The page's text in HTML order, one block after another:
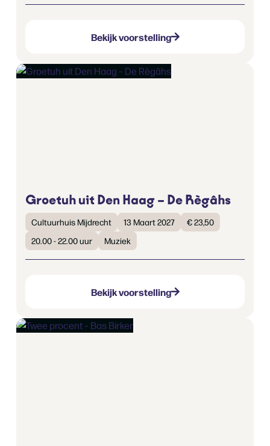
Bekijk voorstelling
Groetuh uit Den Haag – De Règâhs
Cultuurhuis Mijdrecht 13 Maart 2027
€ 23,50
20.00 - 22.00 uur
Muziek
Bekijk voorstelling